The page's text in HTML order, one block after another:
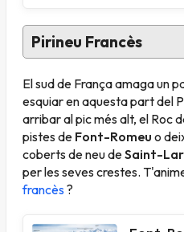
Pirineu Francès
El sud de França amaga un
esquiar en aquesta part del
arribar al pic més alt, el Roc
pistes de Font-Romeu o
coberts de neu deSaint-
per les seves crestes.
francès?